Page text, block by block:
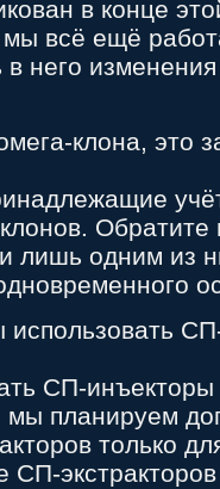
в конце
всё ещё
него
клона, это
лишь одним из
СП-
планируем
только
СП-